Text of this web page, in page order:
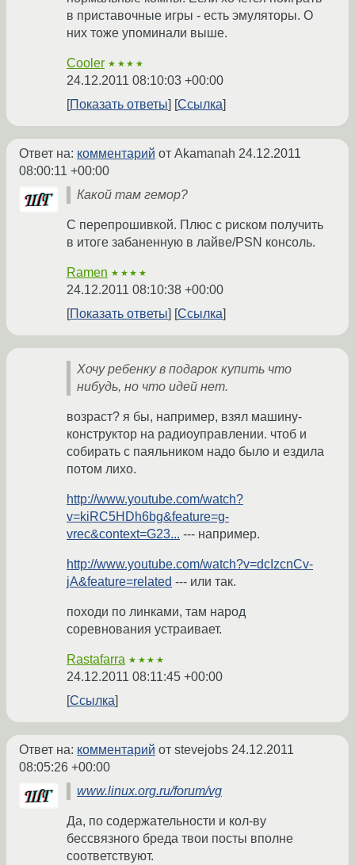
в приставочные игры - есть эмуляторы. О
них тоже упоминали выше.
Cooler ★★★★
24.12.2011 08:10:03 +00:00
Показать ответы
Ссылка
Ответ на: комментарий от Akamanah 24.12.2011
08:00:11 +00:00
Какой там гемор?
С перепрошивкой. Плюс с риском получить
в итоге забаненную в лайве/PSN консоль.
Ramen ★★★★
24.12.2011 08:10:38 +00:00
Показать ответы
Ссылка
Хочу ребенку в подарок купить что
нибудь, но что идей нет.
возраст? я бы, например, взял машину-
конструктор на радиоуправлении. чтоб и
собирать с паяльником надо было и ездила
потом лихо.
http://www.youtube.com/watch?
v=kiRC5HDh6bg&feature=g-
vrec&context=G23... --- например.
http://www.youtube.com/watch?v=dcIzcnCv-
jA&feature=related --- или так.
походи по линками, там народ
соревнования устраивает.
Rastafarra ★★★★
24.12.2011 08:11:45 +00:00
Ссылка
Ответ на: комментарий от stevejobs 24.12.2011
08:05:26 +00:00
www.linux.org.ru/forum/vg
Да, по содержательности и кол-ву
бессвязного бреда твои посты вполне
соответствуют.